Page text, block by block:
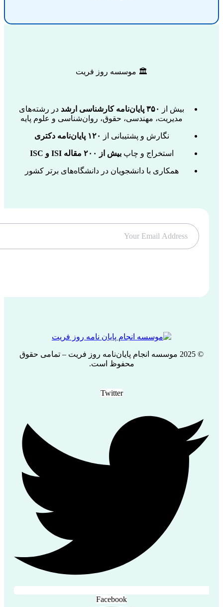
🏛 موسسه روز فریت
بیش از۳۵۰ پایان‌نامه کارشناسی ارشد
در رشته‌های
مدیریت، مهندسی، حقوق، روان‌شناسی و علوم پایه
نگارش و پشتیبانی از۱۲۰ پایان‌نامه دکتری
استخراج و چاپ بیش از ۲۰۰ مقاله ISI و ISC
همکاری با دانشجویان در دانشگاه‌های برتر کشور
© 2025 موسسه انجام پایان‌نامه روز فریت – تمامی حقوق
محفوظ است.
Twitter
Facebook